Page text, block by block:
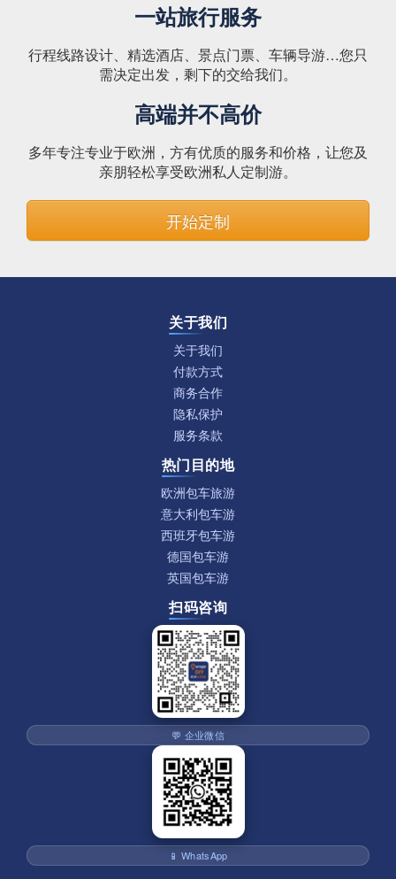
一站旅行服务
行程线路设计、精选酒店、景点门票、车辆导游…您只
需决定出发，剩下的交给我们。
高端并不高价
多年专注专业于欧洲，方有优质的服务和价格，让您及
亲朋轻松享受欧洲私人定制游。
开始定制
关于我们
关于我们
付款方式
商务合作
隐私保护
服务条款
热门目的地
欧洲包车旅游
意大利包车游
西班牙包车游
德国包车游
英国包车游
扫码咨询
💬 企业微信
📱 WhatsApp